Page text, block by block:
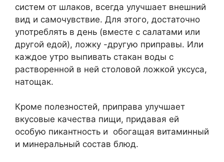
систем от шлаков, всегда улучшает внешний
вид и самочувствие. Для этого, достаточно
употреблять в день (вместе с салатами или
другой едой), ложку -другую приправы. Или
каждое утро выпивать стакан воды с
растворенной в ней столовой ложкой уксуса,
натощак.
Кроме полезностей, приправа улучшает
вкусовые качества пищи, придавая ей
особую пикантность и обогащая витаминный
и минеральный состав блюд.